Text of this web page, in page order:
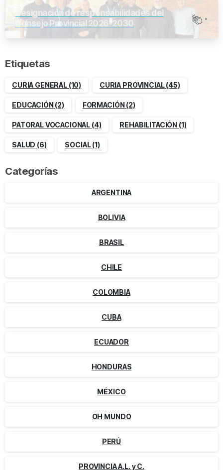
Designación de responsabilidades del
Consejo Provincial 2026-2030
-
Etiquetas
CURIA GENERAL(10) CURIA PROVINCIAL(45)
EDUCACIÓN(2) FORMACIÓN(2)
PATORAL VOCACIONAL (4) REHABILITACIÓN (1)
SALUD (6) SOCIAL(1)
Categorías
ARGENTINA
BOLIVIA
BRASIL
CHILE
COLOMBIA
CUBA
ECUADOR
HONDURAS
MÉXICO
OH MUNDO
PERÚ
PROVINCIA A.L. y C.